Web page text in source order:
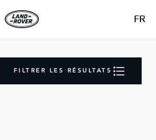
FR
FILTRER LES RÉSULTATS